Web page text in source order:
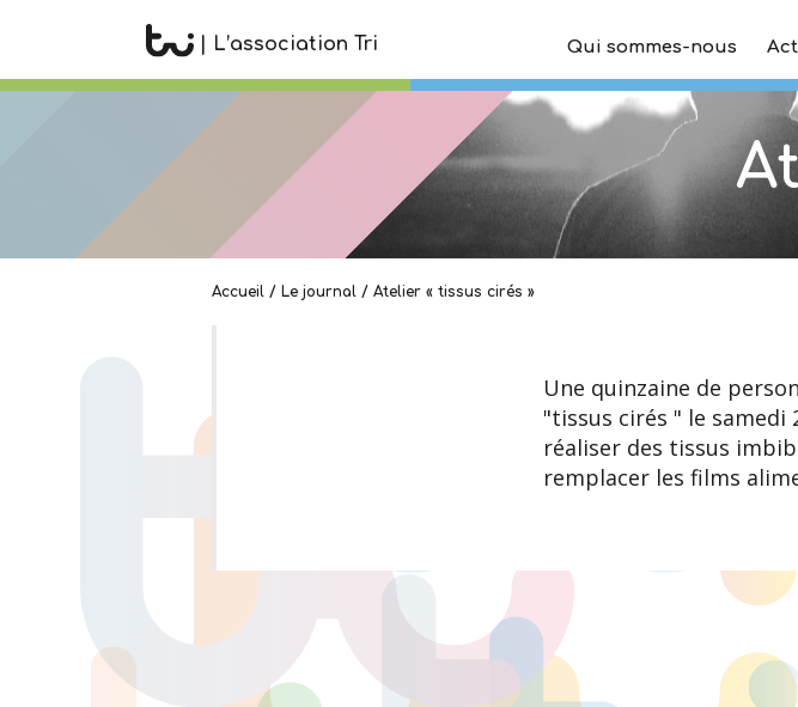
| L’association Tri Qui sommes-nous
Accueil / Le journal / Atelier « tissus cirés »
Une quinzaine de
"tissus cirés " le samedi
réaliser des tissus
remplacer les films